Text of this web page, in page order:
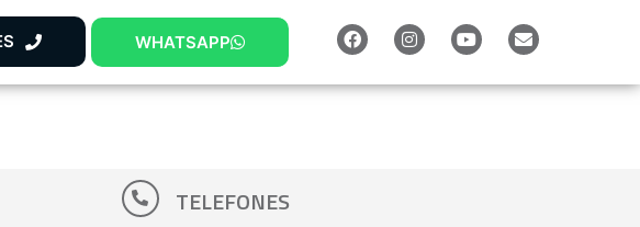
WHATSAPP
TELEFONES